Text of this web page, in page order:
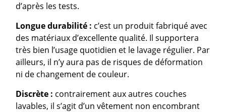
d’après les tests.
Longue durabilité : c’est un produit fabriqué avec
des matériaux d’excellente qualité. Il supportera
très bien l’usage quotidien et le lavage régulier. Par
ailleurs, il n’y aura pas de risques de déformation
ni de changement de couleur.
Discrète : contrairement aux autres couches
lavables, il s’agit d’un vêtement non encombrant